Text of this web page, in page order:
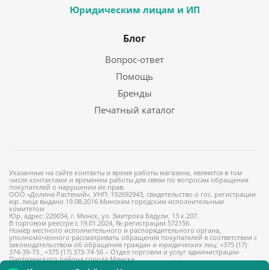
Юридическим лицам и ИП
Блог
Вопрос-ответ
Помощь
Бренды
Печатный каталог
Указанные на сайте контакты и время работы магазина, являются в том
числе контактами и временем работы для связи по вопросам обращения
покупателей о нарушении их прав.
ООО «Долина Растений», УНП: 192692943, свидетельство о гос. регистрации
юр. лица выдано 19.08.2016 Минским городским исполнительным
комитетом
Юр. адрес: 220034, г. Минск, ул. Змитрока Бядули, 13 к.207.
В торговом реестре с 19.01.2024, № регистрации 572156.
Номер местного исполнительного и распорядительного органа,
уполномоченного рассматривать обращения покупателей в соответствии с
законодательством об обращения граждан и юридических лиц: +375 (17)
374-39-73 , +375 (17) 373-74-56 – Отдел торговли и услуг администрации
Партизанского района города Минска